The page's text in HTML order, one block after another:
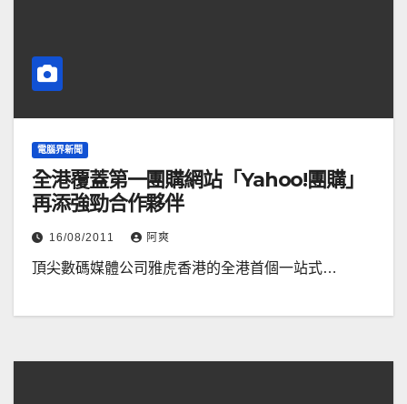
電腦界新聞
全港覆蓋第一團購網站「Yahoo!團購」
再添強勁合作夥伴
16/08/2011 阿爽
頂尖數碼媒體公司雅虎香港的全港首個一站式…